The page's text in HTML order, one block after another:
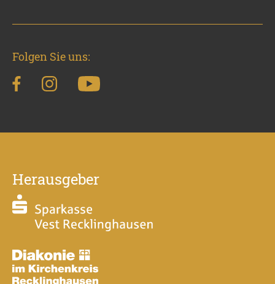
Folgen Sie uns:
Herausgeber